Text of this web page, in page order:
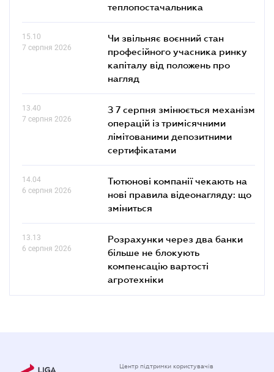
теплопостачальника
15.10
7 серпня 2026
Чи звільняє воєнний стан
професійного учасника ринку
капіталу від положень про
нагляд
13.40
7 серпня 2026
З 7 серпня змінюється механізм
операцій із тримісячними
лімітованими депозитними
сертифікатами
14.04
6 серпня 2026
Тютюнові компанії чекають на
нові правила відеонагляду: що
зміниться
13.13
6 серпня 2026
Розрахунки через два банки
більше не блокують
компенсацію вартості
агротехніки
Центр підтримки користувачів